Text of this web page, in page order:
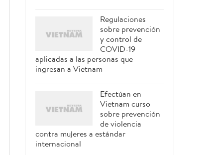
Regulaciones
sobre prevención
y control de
COVID-19
aplicadas a las personas que
ingresan a Vietnam
Efectúan en
Vietnam curso
sobre prevención
de violencia
contra mujeres a estándar
internacional